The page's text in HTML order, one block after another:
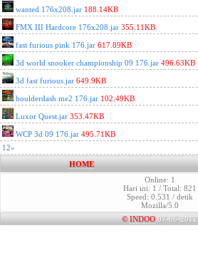
wanted 176x208.jar 188.14KB
FMX III Hardcore 176x208.jar 355.11KB
fast furious pink 176.jar 617.89KB
3d world snooker championship 09 176.jar 496.63KB
3d fast furious.jar 649.9KB
boulderdash me2 176.jar 102.49KB
Luxor Quest.jar 353.47KB
WCP 3d 09 176.jar 495.71KB
12»
HOME
Online: 1
Hari ini: 1 / Total: 821
Speed: 0.531 / detik
Mozilla/5.0
© INDOO 07-06-2012